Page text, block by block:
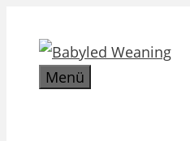
Inhalt
springenMenü